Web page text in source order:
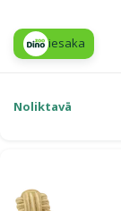
iesaka
Noliktavā